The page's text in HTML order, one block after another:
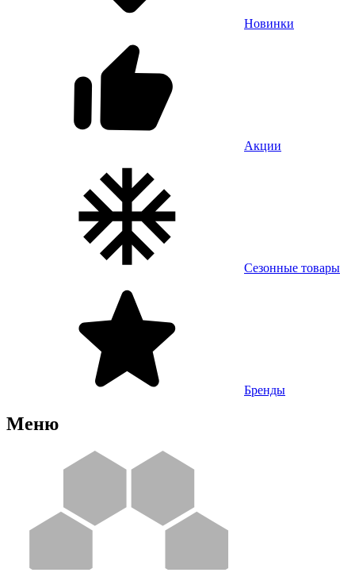
Новинки
Акции
Сезонные товары
Бренды
Меню